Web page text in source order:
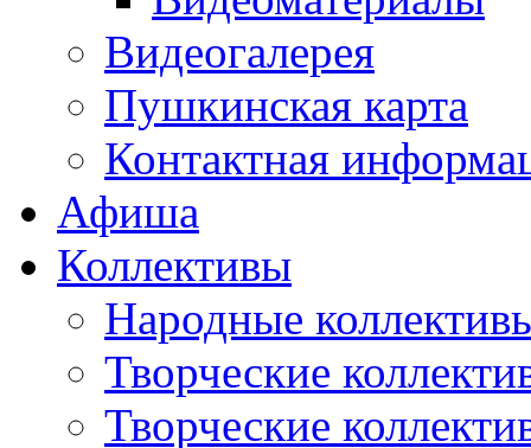
Видеогалерея
Пушкинская карта
Контактная
Афиша
Коллективы
Народные
Творческие
Творческие